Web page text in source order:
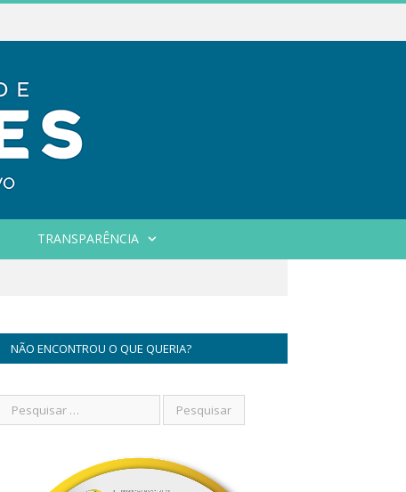
TRANSPARÊNCIA
NÃO ENCONTROU O QUE QUERIA?